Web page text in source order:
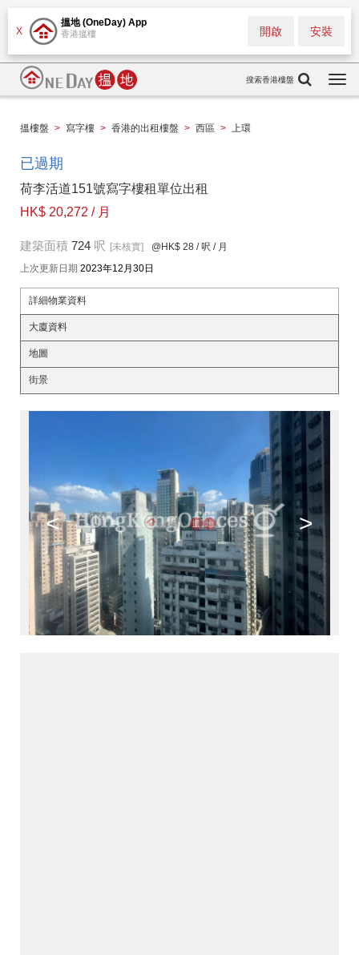
X
搵地 (OneDay) App
香港搵樓 安裝
開啟
搜索香港樓盤
搵樓盤 > 寫字樓 > 香港的出租樓盤 > 西區 > 上環
已過期
荷李活道151號寫字樓租單位出租
HK$ 20,272 / 月
建築面積 724 呎 [未核實] @HK$ 28 / 呎 / 月
上次更新日期 2023年12月30日
詳細物業資料
大廈資料
地圖
街景
< >